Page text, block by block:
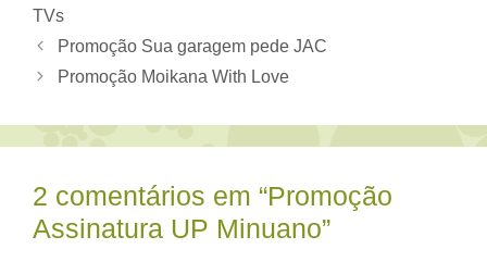
TVs
Promoção Sua garagem pede JAC
Promoção Moikana With Love
2 comentários em “Promoção
Assinatura UP Minuano”